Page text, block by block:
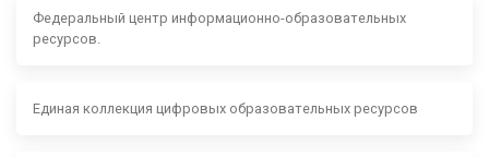
Федеральный центр информационно-образовательных
ресурсов.
Единая коллекция цифровых образовательных ресурсов